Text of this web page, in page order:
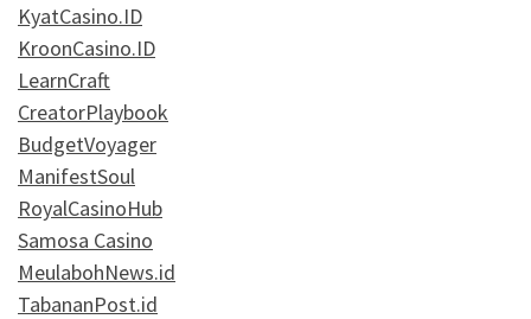
KyatCasino.ID
KroonCasino.ID
LearnCraft
CreatorPlaybook
BudgetVoyager
ManifestSoul
RoyalCasinoHub
Samosa Casino
MeulabohNews.id
TabananPost.id